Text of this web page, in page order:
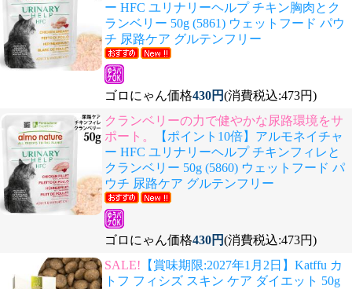
ー HFC ユリナリーヘルプ チキン胸肉とク
ランベリー 50g (5861) ウェットフード パウ
チ 尿路ケア グルテンフリー
ゴロにゃん価格430円(消費税込:473円)
クランベリーの力で健やかな尿路環境をサ
ポート。
【ポイント10倍】アルモネイチャ
ー HFC ユリナリーヘルプ チキンフィレと
クランベリー 50g (5860) ウェットフード パ
ウチ 尿路ケア グルテンフリー
ゴロにゃん価格430円(消費税込:473円)
SALE! 【賞味期限:2027年1月2日】Katffu カ
トフ フィシズ スキン ケア ダイエット 50g